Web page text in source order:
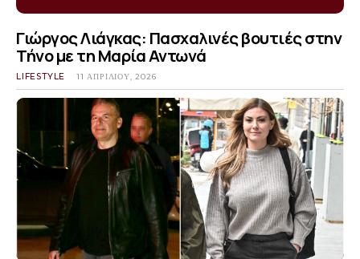
Γιώργος Λιάγκας: Πασχαλινές βουτιές στην
Τήνο με τη Μαρία Αντωνά
LIFESTYLE 11 ΑΠΡΙΛΊΟΥ, 2026